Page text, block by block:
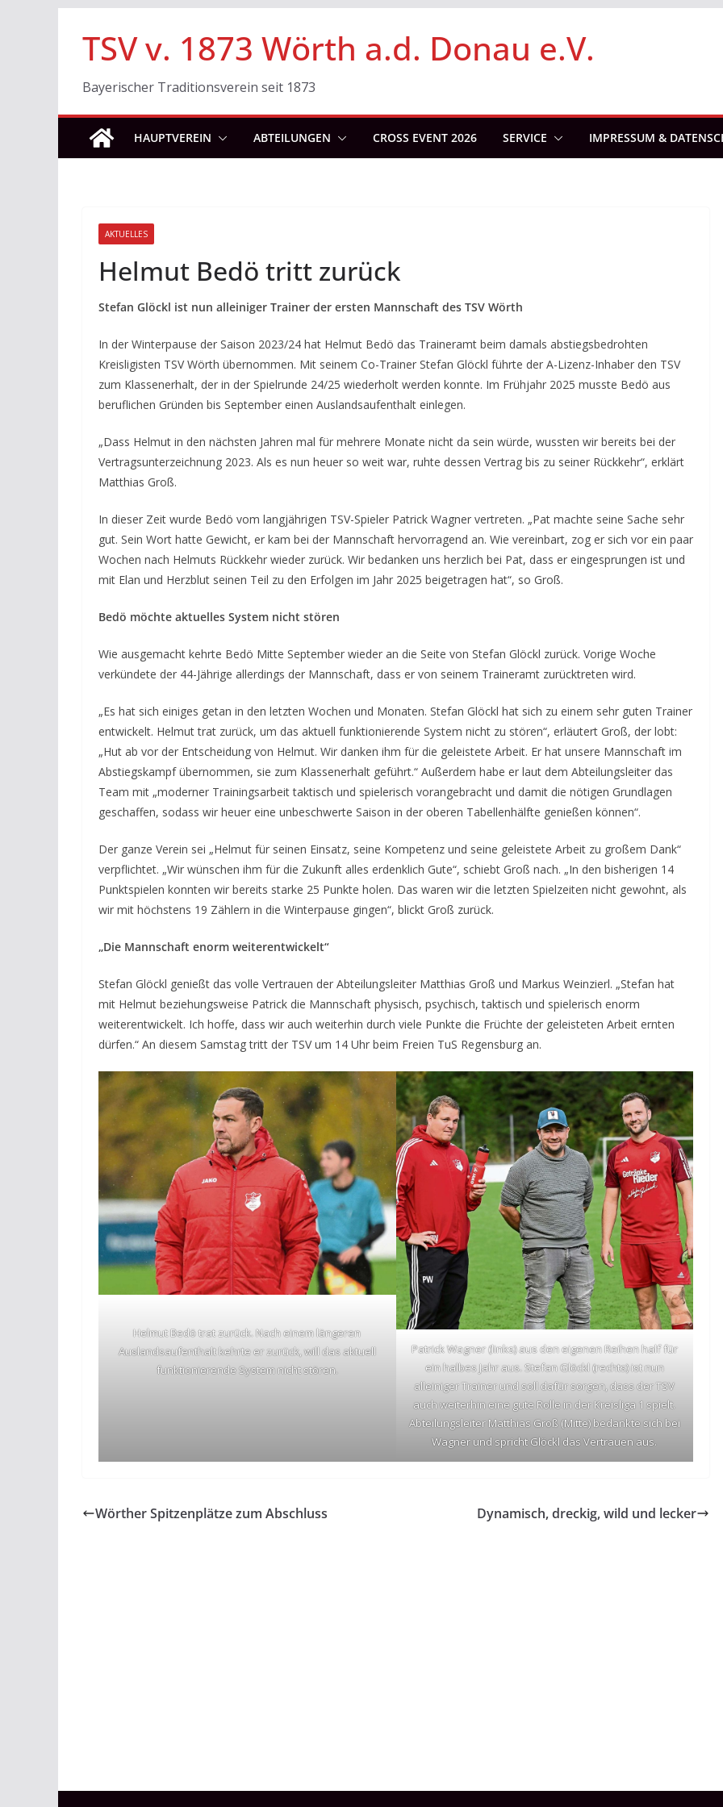
Inhalt
springen
TSV v. 1873 Wörth a.d. Donau e.V.
Bayerischer Traditionsverein seit 1873
HAUPTVEREIN ABTEILUNGEN CROSS EVENT 2026 SERVICE IMPRESSUM &
AKTUELLES
Helmut Bedö tritt zurück
Stefan Glöckl ist nun alleiniger Trainer der ersten Mannschaft des TSV Wörth
In der Winterpause der Saison 2023/24 hat Helmut Bedö das Traineramt beim damals abstiegsbedrohten
Kreisligisten TSV Wörth übernommen. Mit seinem Co-Trainer Stefan Glöckl führte der A-Lizenz-Inhaber den TSV
zum Klassenerhalt, der in der Spielrunde 24/25 wiederholt werden konnte. Im Frühjahr 2025 musste Bedö aus
beruflichen Gründen bis September einen Auslandsaufenthalt einlegen.
„Dass Helmut in den nächsten Jahren mal für mehrere Monate nicht da sein würde, wussten wir bereits bei der
Vertragsunterzeichnung 2023. Als es nun heuer so weit war, ruhte dessen Vertrag bis zu seiner Rückkehr“, erklärt
Matthias Groß.
In dieser Zeit wurde Bedö vom langjährigen TSV-Spieler Patrick Wagner vertreten. „Pat machte seine Sache sehr
gut. Sein Wort hatte Gewicht, er kam bei der Mannschaft hervorragend an. Wie vereinbart, zog er sich vor ein paar
Wochen nach Helmuts Rückkehr wieder zurück. Wir bedanken uns herzlich bei Pat, dass er eingesprungen ist und
mit Elan und Herzblut seinen Teil zu den Erfolgen im Jahr 2025 beigetragen hat“, so Groß.
Bedö möchte aktuelles System nicht stören
Wie ausgemacht kehrte Bedö Mitte September wieder an die Seite von Stefan Glöckl zurück. Vorige Woche
verkündete der 44-Jährige allerdings der Mannschaft, dass er von seinem Traineramt zurücktreten wird.
„Es hat sich einiges getan in den letzten Wochen und Monaten. Stefan Glöckl hat sich zu einem sehr guten Trainer
entwickelt. Helmut trat zurück, um das aktuell funktionierende System nicht zu stören“, erläutert Groß, der lobt:
„Hut ab vor der Entscheidung von Helmut. Wir danken ihm für die geleistete Arbeit. Er hat unsere Mannschaft im
Abstiegskampf übernommen, sie zum Klassenerhalt geführt.“ Außerdem habe er laut dem Abteilungsleiter das
Team mit „moderner Trainingsarbeit taktisch und spielerisch vorangebracht und damit die nötigen Grundlagen
geschaffen, sodass wir heuer eine unbeschwerte Saison in der oberen Tabellenhälfte genießen können“.
Der ganze Verein sei „Helmut für seinen Einsatz, seine Kompetenz und seine geleistete Arbeit zu großem Dank“
verpflichtet. „Wir wünschen ihm für die Zukunft alles erdenklich Gute“, schiebt Groß nach. „In den bisherigen 14
Punktspielen konnten wir bereits starke 25 Punkte holen. Das waren wir die letzten Spielzeiten nicht gewohnt, als
wir mit höchstens 19 Zählern in die Winterpause gingen“, blickt Groß zurück.
„Die Mannschaft enorm weiterentwickelt“
Stefan Glöckl genießt das volle Vertrauen der Abteilungsleiter Matthias Groß und Markus Weinzierl. „Stefan hat
mit Helmut beziehungsweise Patrick die Mannschaft physisch, psychisch, taktisch und spielerisch enorm
weiterentwickelt. Ich hoffe, dass wir auch weiterhin durch viele Punkte die Früchte der geleisteten Arbeit ernten
dürfen.“ An diesem Samstag tritt der TSV um 14 Uhr beim Freien TuS Regensburg an.
Helmut Bedö trat zurück. Nach einem längeren
Auslandsaufenthalt kehrte er zurück, will das aktuell
funktionierende System nicht stören.
Patrick Wagner (links) aus den eigenen Reihen half für
ein halbes Jahr aus. Stefan Glöckl (rechts) ist nun
alleiniger Trainer und soll dafür sorgen, dass der TSV
auch weiterhin eine gute Rolle in der Kreisliga 1 spielt.
Abteilungsleiter Matthias Groß (Mitte) bedankte sich bei
Wagner und spricht Glöckl das Vertrauen aus.
Wörther Spitzenplätze zum Abschluss Dynamisch, dreckig, wild und lecker